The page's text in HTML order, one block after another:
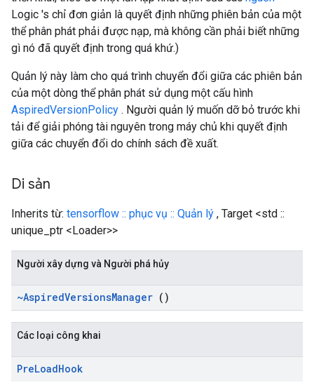
Logic 's chỉ đơn giản là quyết định những phiên bản của một
thể phân phát phải được nạp, mà không cần phải biết những
gì nó đã quyết định trong quá khứ.)
Quản lý này làm cho quá trình chuyển đổi giữa các phiên bản
của một dòng thể phân phát sử dụng một cấu hình
AspiredVersionPolicy . Người quản lý muốn dỡ bỏ trước khi
tải để giải phóng tài nguyên trong máy chủ khi quyết định
giữa các chuyển đổi do chính sách đề xuất.
Di sản
Inherits từ: tensorflow :: phục vụ :: Quản lý , Target <std ::
unique_ptr <Loader>>
Người xây dựng và Người phá hủy
~AspiredVersionsManager ()
Các loại công khai
PreLoadHook